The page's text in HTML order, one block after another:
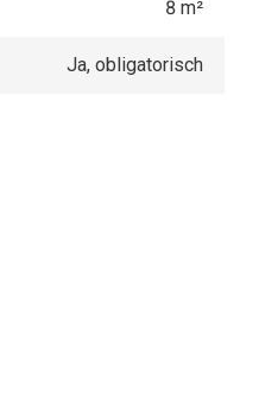
8 m²
Ja, obligatorisch